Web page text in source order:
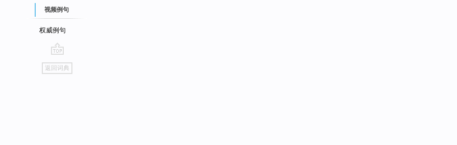
视频例句
权威例句
go
top
返回词典